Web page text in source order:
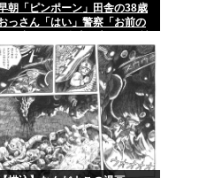
朝「ピンポーン」田舎の38歳
っさん「はい」警察「お前の
児童搾取センターからの通報に
より児ホ゜画像を発見、逮捕